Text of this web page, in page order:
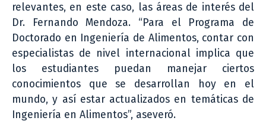
relevantes, en este caso, las áreas de interés del
Dr. Fernando Mendoza. “Para el Programa de
Doctorado en Ingeniería de Alimentos, contar con
especialistas de nivel internacional implica que
los estudiantes puedan manejar ciertos
conocimientos que se desarrollan hoy en el
mundo, y así estar actualizados en temáticas de
Ingeniería en Alimentos”, aseveró.